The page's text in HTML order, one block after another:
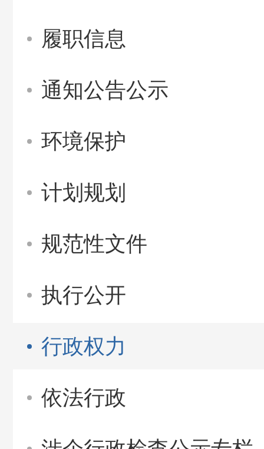
履职信息
通知公告公示
环境保护
计划规划
规范性文件
执行公开
行政权力
依法行政